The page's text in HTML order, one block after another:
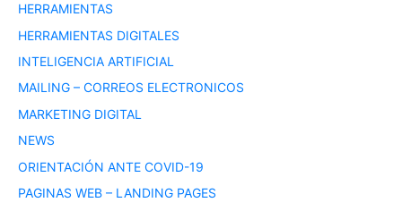
HERRAMIENTAS
HERRAMIENTAS DIGITALES
INTELIGENCIA ARTIFICIAL
MAILING – CORREOS ELECTRONICOS
MARKETING DIGITAL
NEWS
ORIENTACIÓN ANTE COVID-19
PAGINAS WEB – LANDING PAGES